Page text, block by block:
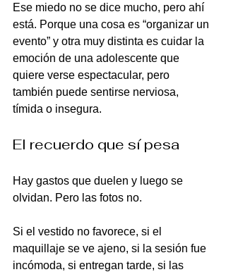
Ese miedo no se dice mucho, pero ahí
está. Porque una cosa es “organizar un
evento” y otra muy distinta es cuidar la
emoción de una adolescente que
quiere verse espectacular, pero
también puede sentirse nerviosa,
tímida o insegura.
El recuerdo que sí pesa
Hay gastos que duelen y luego se
olvidan. Pero las fotos no.
Si el vestido no favorece, si el
maquillaje se ve ajeno, si la sesión fue
incómoda, si entregan tarde, si las